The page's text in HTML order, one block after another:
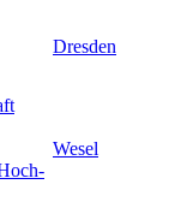
Dresden
Wesel